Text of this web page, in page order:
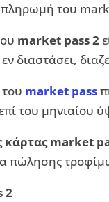
του
market pass 2
διαστάσει,
του market pass
του μηνιαίου
κάρτας market
πώλησης
2